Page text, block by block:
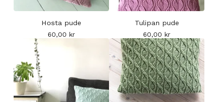
Hosta pude
60,00 kr
Tulipan pude
60,00 kr